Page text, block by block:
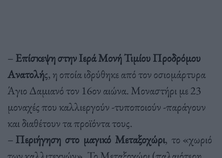
– Επίσκεψη στην Ιερά Μονή Τιμίου Προδρόμου
Ανατολής, η οποία ιδρύθηκε από τον οσιομάρτυρα
Άγιο Δαμιανό τον 16ον αιώνα. Μοναστήρι με 23
μοναχές που καλλιεργούν -τυποποιούν -παράγουν
και διαθέτουν τα προϊόντα τους.
– Περιήγηση στο μαγικό Μεταξοχώρι, το «χωριό